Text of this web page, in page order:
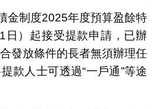
金制度2025年度預算盈餘特
日）起接受提款申請，已辦
發放條件的長者無須辦理任
款人士可透過“一戶通”等途